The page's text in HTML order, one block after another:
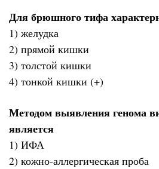
Для брюшного тифа
1) желудка
2) прямой кишки
3) толстой кишки
4) тонкой кишки (+)
Методом выявления генома
является
1) ИФА
2) кожно-аллергическая проба